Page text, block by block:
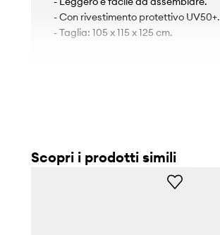
- Con rivestimento protettivo UV50+.
- Taglia: 105 x 115 x 125 cm.
Scopri i prodotti simili